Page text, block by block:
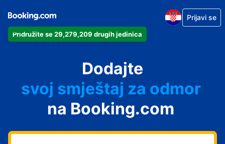
Pridružite se 29,279,209 drugih jedinica
Prijavi se
Dodajte
svoj apartman
svoj hotel
svoj smještaj za odmor
svoj privatni smještaj
svoj smještaj s doručkom
na Booking.com